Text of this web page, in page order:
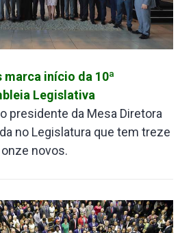
marca início da 10ª
Legislativa
presidente da Mesa Diretora
no Legislatura que tem treze
novos.